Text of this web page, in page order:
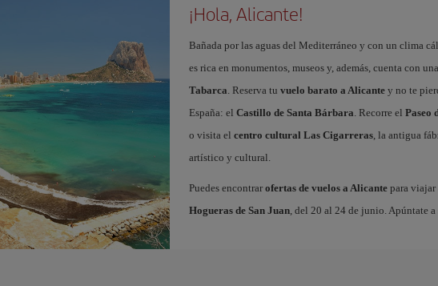
¡Hola, Alicante!
Bañada por las aguas del Mediterráneo y con un clima
es rica en monumentos, museos y, además, cuenta con
Tabarca. Reserva tu vuelo barato a Alicantey no te
España: el Castillo de Santa Bárbara. Recorre el Paseo
o visita el centro cultural Las Cigarreras, la antigua
artístico y cultural.
Puedes encontrar ofertas de vuelos a Alicantepara viajar
Hogueras de San Juan, del 20 al 24 de junio. Apúntate